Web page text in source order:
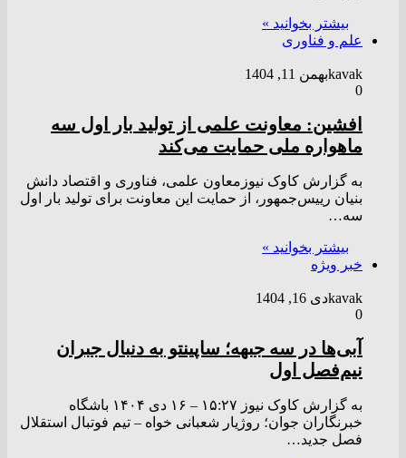
بیشتر بخوانید »
علم و فناوری
kavakبهمن 11, 1404
0
افشین: معاونت علمی از تولید بار اول سه
ماهواره ملی حمایت می‌کند
به گزارش کاوک نیوزمعاون علمی، فناوری و اقتصاد دانش
بنیان رییس‌جمهور، از حمایت این معاونت برای تولید بار اول
سه…
بیشتر بخوانید »
خبر ویژه
kavakدی 16, 1404
0
آبی‌ها در سه جبهه؛ ساپینتو به دنبال جبران
نیم‌فصل اول
به گزارش کاوک نیوز ۱۵:۲۷ – ۱۶ دی ۱۴۰۴ باشگاه
خبرنگاران جوان؛ روژیار شعبانی خواه – تیم فوتبال استقلال
فصل جدید…